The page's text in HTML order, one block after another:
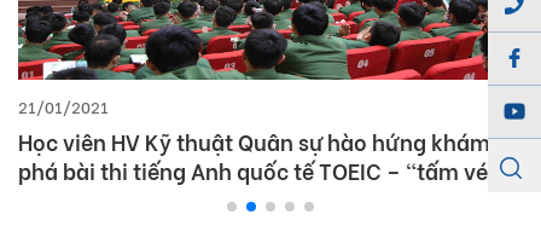
21/01/2021
Học viên HV Kỹ thuật Quân sự hào hứng khám
phá bài thi tiếng Anh quốc tế TOEIC – “tấm vé
thông hành 4 trong 1”